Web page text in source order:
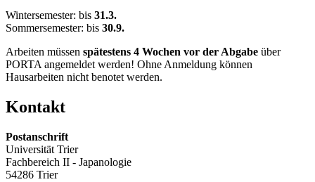
Wintersemester: bis 31.3.
Sommersemester: bis 30.9.
Arbeiten müssen spätestens 4 Wochen vor der Abgabe über
PORTA angemeldet werden! Ohne Anmeldung können
Hausarbeiten nicht benotet werden.
Kontakt
Postanschrift
Universität Trier
Fachbereich II - Japanologie
54286 Trier